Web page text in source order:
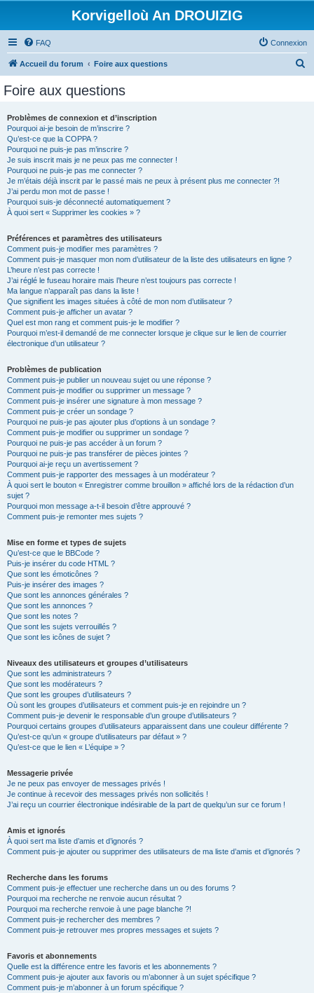
Korvigelloù An DROUIZIG
FAQ Connexion
Accueil du forum Foire aux questions
Foire aux questions
Problèmes de connexion et d’inscription
Pourquoi ai-je besoin de m’inscrire ?
Qu’est-ce que la COPPA ?
Pourquoi ne puis-je pas m’inscrire ?
Je suis inscrit mais je ne peux pas me connecter !
Pourquoi ne puis-je pas me connecter ?
Je m’étais déjà inscrit par le passé mais ne peux à présent plus me connecter ?!
J’ai perdu mon mot de passe !
Pourquoi suis-je déconnecté automatiquement ?
À quoi sert « Supprimer les cookies » ?
Préférences et paramètres des utilisateurs
Comment puis-je modifier mes paramètres ?
Comment puis-je masquer mon nom d’utilisateur de la liste des utilisateurs en ligne ?
L’heure n’est pas correcte !
J’ai réglé le fuseau horaire mais l’heure n’est toujours pas correcte !
Ma langue n’apparaît pas dans la liste !
Que signifient les images situées à côté de mon nom d’utilisateur ?
Comment puis-je afficher un avatar ?
Quel est mon rang et comment puis-je le modifier ?
Pourquoi m’est-il demandé de me connecter lorsque je clique sur le lien de courrier
électronique d’un utilisateur ?
Problèmes de publication
Comment puis-je publier un nouveau sujet ou une réponse ?
Comment puis-je modifier ou supprimer un message ?
Comment puis-je insérer une signature à mon message ?
Comment puis-je créer un sondage ?
Pourquoi ne puis-je pas ajouter plus d’options à un sondage ?
Comment puis-je modifier ou supprimer un sondage ?
Pourquoi ne puis-je pas accéder à un forum ?
Pourquoi ne puis-je pas transférer de pièces jointes ?
Pourquoi ai-je reçu un avertissement ?
Comment puis-je rapporter des messages à un modérateur ?
À quoi sert le bouton « Enregistrer comme brouillon » affiché lors de la rédaction d’un
sujet ?
Pourquoi mon message a-t-il besoin d’être approuvé ?
Comment puis-je remonter mes sujets ?
Mise en forme et types de sujets
Qu’est-ce que le BBCode ?
Puis-je insérer du code HTML ?
Que sont les émoticônes ?
Puis-je insérer des images ?
Que sont les annonces générales ?
Que sont les annonces ?
Que sont les notes ?
Que sont les sujets verrouillés ?
Que sont les icônes de sujet ?
Niveaux des utilisateurs et groupes d’utilisateurs
Que sont les administrateurs ?
Que sont les modérateurs ?
Que sont les groupes d’utilisateurs ?
Où sont les groupes d’utilisateurs et comment puis-je en rejoindre un ?
Comment puis-je devenir le responsable d’un groupe d’utilisateurs ?
Pourquoi certains groupes d’utilisateurs apparaissent dans une couleur différente ?
Qu’est-ce qu’un « groupe d’utilisateurs par défaut » ?
Qu’est-ce que le lien « L’équipe » ?
Messagerie privée
Je ne peux pas envoyer de messages privés !
Je continue à recevoir des messages privés non sollicités !
J’ai reçu un courrier électronique indésirable de la part de quelqu’un sur ce forum !
Amis et ignorés
À quoi sert ma liste d’amis et d’ignorés ?
Comment puis-je ajouter ou supprimer des utilisateurs de ma liste d’amis et d’ignorés ?
Recherche dans les forums
Comment puis-je effectuer une recherche dans un ou des forums ?
Pourquoi ma recherche ne renvoie aucun résultat ?
Pourquoi ma recherche renvoie à une page blanche ?!
Comment puis-je rechercher des membres ?
Comment puis-je retrouver mes propres messages et sujets ?
Favoris et abonnements
Quelle est la différence entre les favoris et les abonnements ?
Comment puis-je ajouter aux favoris ou m’abonner à un sujet spécifique ?
Comment puis-je m’abonner à un forum spécifique ?